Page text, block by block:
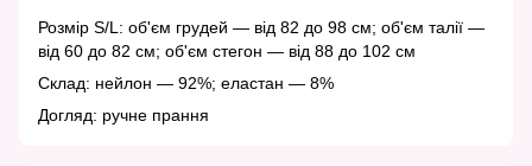
Розмір S/L: об'єм грудей — від 82 до 98 см; об'єм талії —
від 60 до 82 см; об'єм стегон — від 88 до 102 см
Склад: нейлон — 92%; еластан — 8%
Догляд: ручне прання